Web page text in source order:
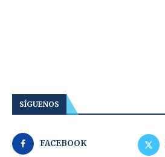
SÍGUENOS
FACEBOOK